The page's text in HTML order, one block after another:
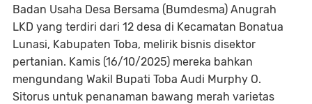
Badan Usaha Desa Bersama (Bumdesma) Anugrah
LKD yang terdiri dari 12 desa di Kecamatan Bonatua
Lunasi, Kabupaten Toba, melirik bisnis disektor
pertanian. Kamis (16/10/2025) mereka bahkan
mengundang Wakil Bupati Toba Audi Murphy O.
Sitorus untuk penanaman bawang merah varietas